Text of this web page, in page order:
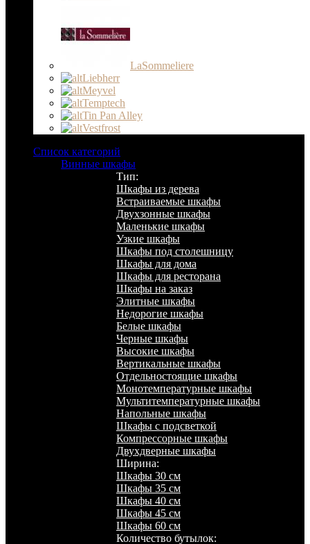
LaSommeliere
Liebherr
Meyvel
Temptech
Tin Pan Alley
Vestfrost
Список категорий
Винные шкафы
Тип:
Шкафы из дерева
Встраиваемые шкафы
Двухзонные шкафы
Маленькие шкафы
Узкие шкафы
Шкафы под столешницу
Шкафы для дома
Шкафы для ресторана
Шкафы на заказ
Элитные шкафы
Недорогие шкафы
Белые шкафы
Черные шкафы
Высокие шкафы
Вертикальные шкафы
Отдельностоящие шкафы
Монотемпературные шкафы
Мультитемпературные шкафы
Напольные шкафы
Шкафы с подсветкой
Компрессорные шкафы
Двухдверные шкафы
Ширина:
Шкафы 30 см
Шкафы 35 см
Шкафы 40 см
Шкафы 45 см
Шкафы 60 см
Количество бутылок: